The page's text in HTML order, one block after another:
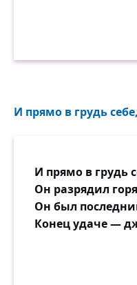
И прямо в грудь
И прямо в грудь
Он разрядил
Он был
Конец удаче —